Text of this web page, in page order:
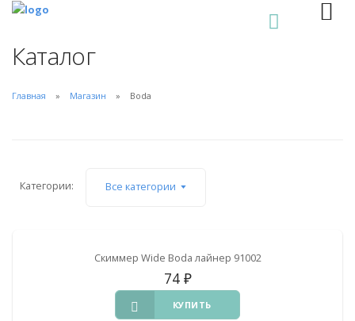
Каталог
Главная Магазин Boda
Категории: Все категории
Скиммер Wide Boda лайнер 91002
74 ₽
КУПИТЬ